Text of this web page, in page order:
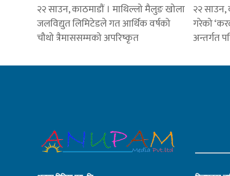
२२ साउन, काठमाडाैं । माथिल्लो मैलुङ खोला
जलविद्युत लिमिटेडले गत आर्थिक वर्षको
चौथो त्रैमाससम्मको अपरिष्कृत
२२ साउन,
गरेको
अन्तर्गत